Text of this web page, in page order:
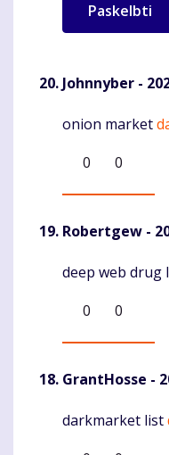
Johnnyber -
Komentaras
onion market
0
0
Robertgew -
Komentaras
deep web drug
0
0
GrantHosse -
Komentaras
darkmarket list